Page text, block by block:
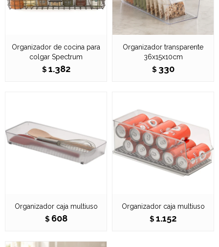
Organizador de cocina para
colgar Spectrum
$ 1.382
Organizador transparente
36x15x10cm
$ 330
Organizador caja multiuso
$ 608
Organizador caja multiuso
$ 1.152